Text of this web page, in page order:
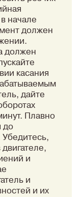
начале
должен
должен
касания
дайте
Плавно
до
и
и
и их